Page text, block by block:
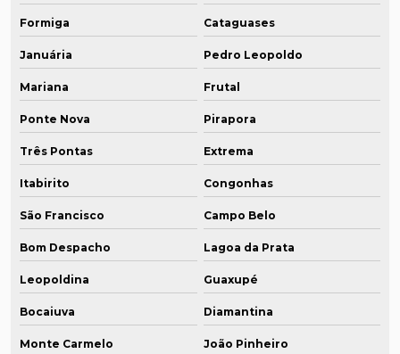
Formiga Cataguases
Januária Pedro Leopoldo
Mariana Frutal
Ponte Nova Pirapora
Três Pontas Extrema
Itabirito Congonhas
São Francisco Campo Belo
Bom Despacho Lagoa da Prata
Leopoldina Guaxupé
Bocaiuva Diamantina
Monte Carmelo João Pinheiro